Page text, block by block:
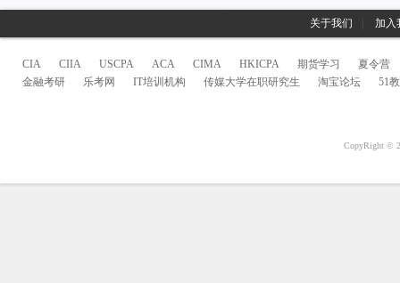
关于我们 加入
CIA CIIA USCPA ACA CIMA HKICPA 期货学习
夏令营
金融考研
乐考网 IT培训机构 传媒大学在职研究生 淘宝论坛 51
CopyRight ©